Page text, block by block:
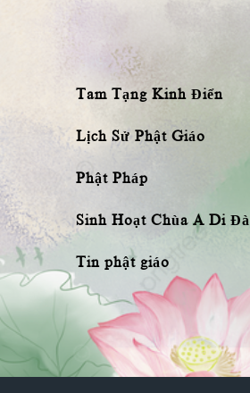
Tam Tạng Kinh Điển
Lịch Sử Phật Giáo
Phật Pháp
Sinh Hoạt Chùa A Di Đà
Tin phật giáo